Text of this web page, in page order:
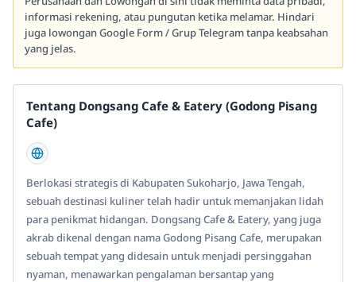
informasi rekening, atau pungutan ketika melamar. Hindari
juga lowongan Google Form / Grup Telegram tanpa keabsahan
yang jelas.
Tentang Dongsang Cafe & Eatery (Godong Pisang
Cafe)
Berlokasi strategis di Kabupaten Sukoharjo, Jawa Tengah,
sebuah destinasi kuliner telah hadir untuk memanjakan lidah
para penikmat hidangan. Dongsang Cafe & Eatery, yang juga
akrab dikenal dengan nama Godong Pisang Cafe, merupakan
sebuah tempat yang didesain untuk menjadi persinggahan
nyaman, menawarkan pengalaman bersantap yang